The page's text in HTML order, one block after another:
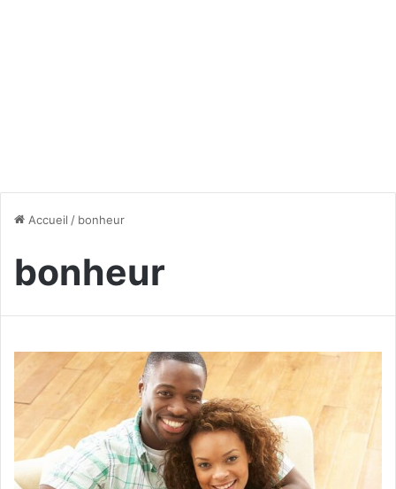
Accueil / bonheur
bonheur